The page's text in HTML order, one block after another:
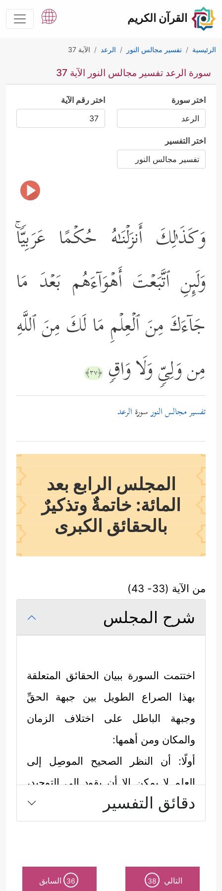
القرآن الكريم
الرئيسية تفسير مجالس النور الرعد الآية 37
سورة الرعد تفسير مجالس النور الآية 37
اختر سورة اختر رقم الآية
اختر التفسير
وَكَذَ ٰ⁠لِكَ أَنزَلۡنَـٰهُ حُكۡمًا عَرَبِیࣰّاۚ
وَلَىِٕنِ ٱتَّبَعۡتَ أَهۡوَاۤءَهُم بَعۡدَ مَا
جَاۤءَكَ مِنَ ٱلۡعِلۡمِ مَا لَكَ مِنَ ٱللَّهِ
مِن وَلِیࣲّ وَلَا وَاقࣲ ﴿٣٧﴾
تفسير مجالس النورسورة الرعد
المجلس الرابع بعد
المائة: خاتمةٌ وتذكيرٌ
بالحقائق الكبرى
من الآية (33- 43)
شرح المجلس
اختتمت السورة ببيان الحقائق المتعلقة
بهذا الصراع الطويل بين جبهة الحقِّ
وجبهة الباطل على اختلاف الزمان
والمكان ومن أهمها:
أولًا: أن النظر الصحيح الموصِل إلى
العلم لا يمكن إلا أن يقود إلى التوحيد،
بخلاف الشرك الذي يدحضه المنطق
والفطرة السليمة﴿أَفَمَنۡ هُوَ قَاۤىِٕمٌ عَلَىٰ كُلِّ
تُنَبِّـُٔونَهُۥ بِمَا لَا یَعۡلَمُ فِی ٱلۡأَرۡضِ أَم بِظَـٰهِرࣲ مِّنَ ٱلۡقَوۡلِۗ﴾
دقائق التفسير
التالي 38
36 السابق